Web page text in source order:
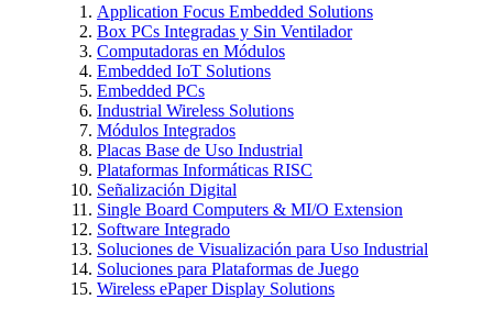
Application Focus Embedded Solutions
Box PCs Integradas y Sin Ventilador
Computadoras en Módulos
Embedded IoT Solutions
Embedded PCs
Industrial Wireless Solutions
Módulos Integrados
Placas Base de Uso Industrial
Plataformas Informáticas RISC
Señalización Digital
Single Board Computers & MI/O Extension
Software Integrado
Soluciones de Visualización para Uso Industrial
Soluciones para Plataformas de Juego
Wireless ePaper Display Solutions